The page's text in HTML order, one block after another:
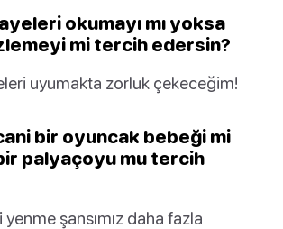
okumayı mı yoksa
mi tercih edersin?
uyumakta zorluk çekeceğim!
bir oyuncak bebeği mi
palyaçoyu mu tercih
şansımız daha fazla